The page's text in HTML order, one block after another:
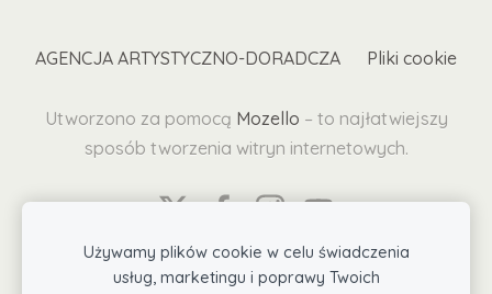
AGENCJA ARTYSTYCZNO-DORADCZA Pliki cookie
Utworzono za pomocą Mozello – to najłatwiejszy
sposób tworzenia witryn internetowych.
Używamy plików cookie w celu świadczenia
usług, marketingu i poprawy Twoich